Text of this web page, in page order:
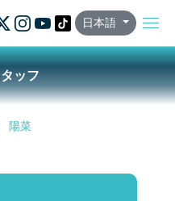
日本語
ッフ
陽菜